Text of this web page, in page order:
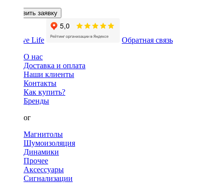
Оставить заявку
Обратная связь
О нас
Доставка и оплата
Наши клиенты
Контакты
Как купить?
Бренды
Каталог
Магнитолы
Шумоизоляция
Динамики
Прочее
Аксессуары
Сигнализации